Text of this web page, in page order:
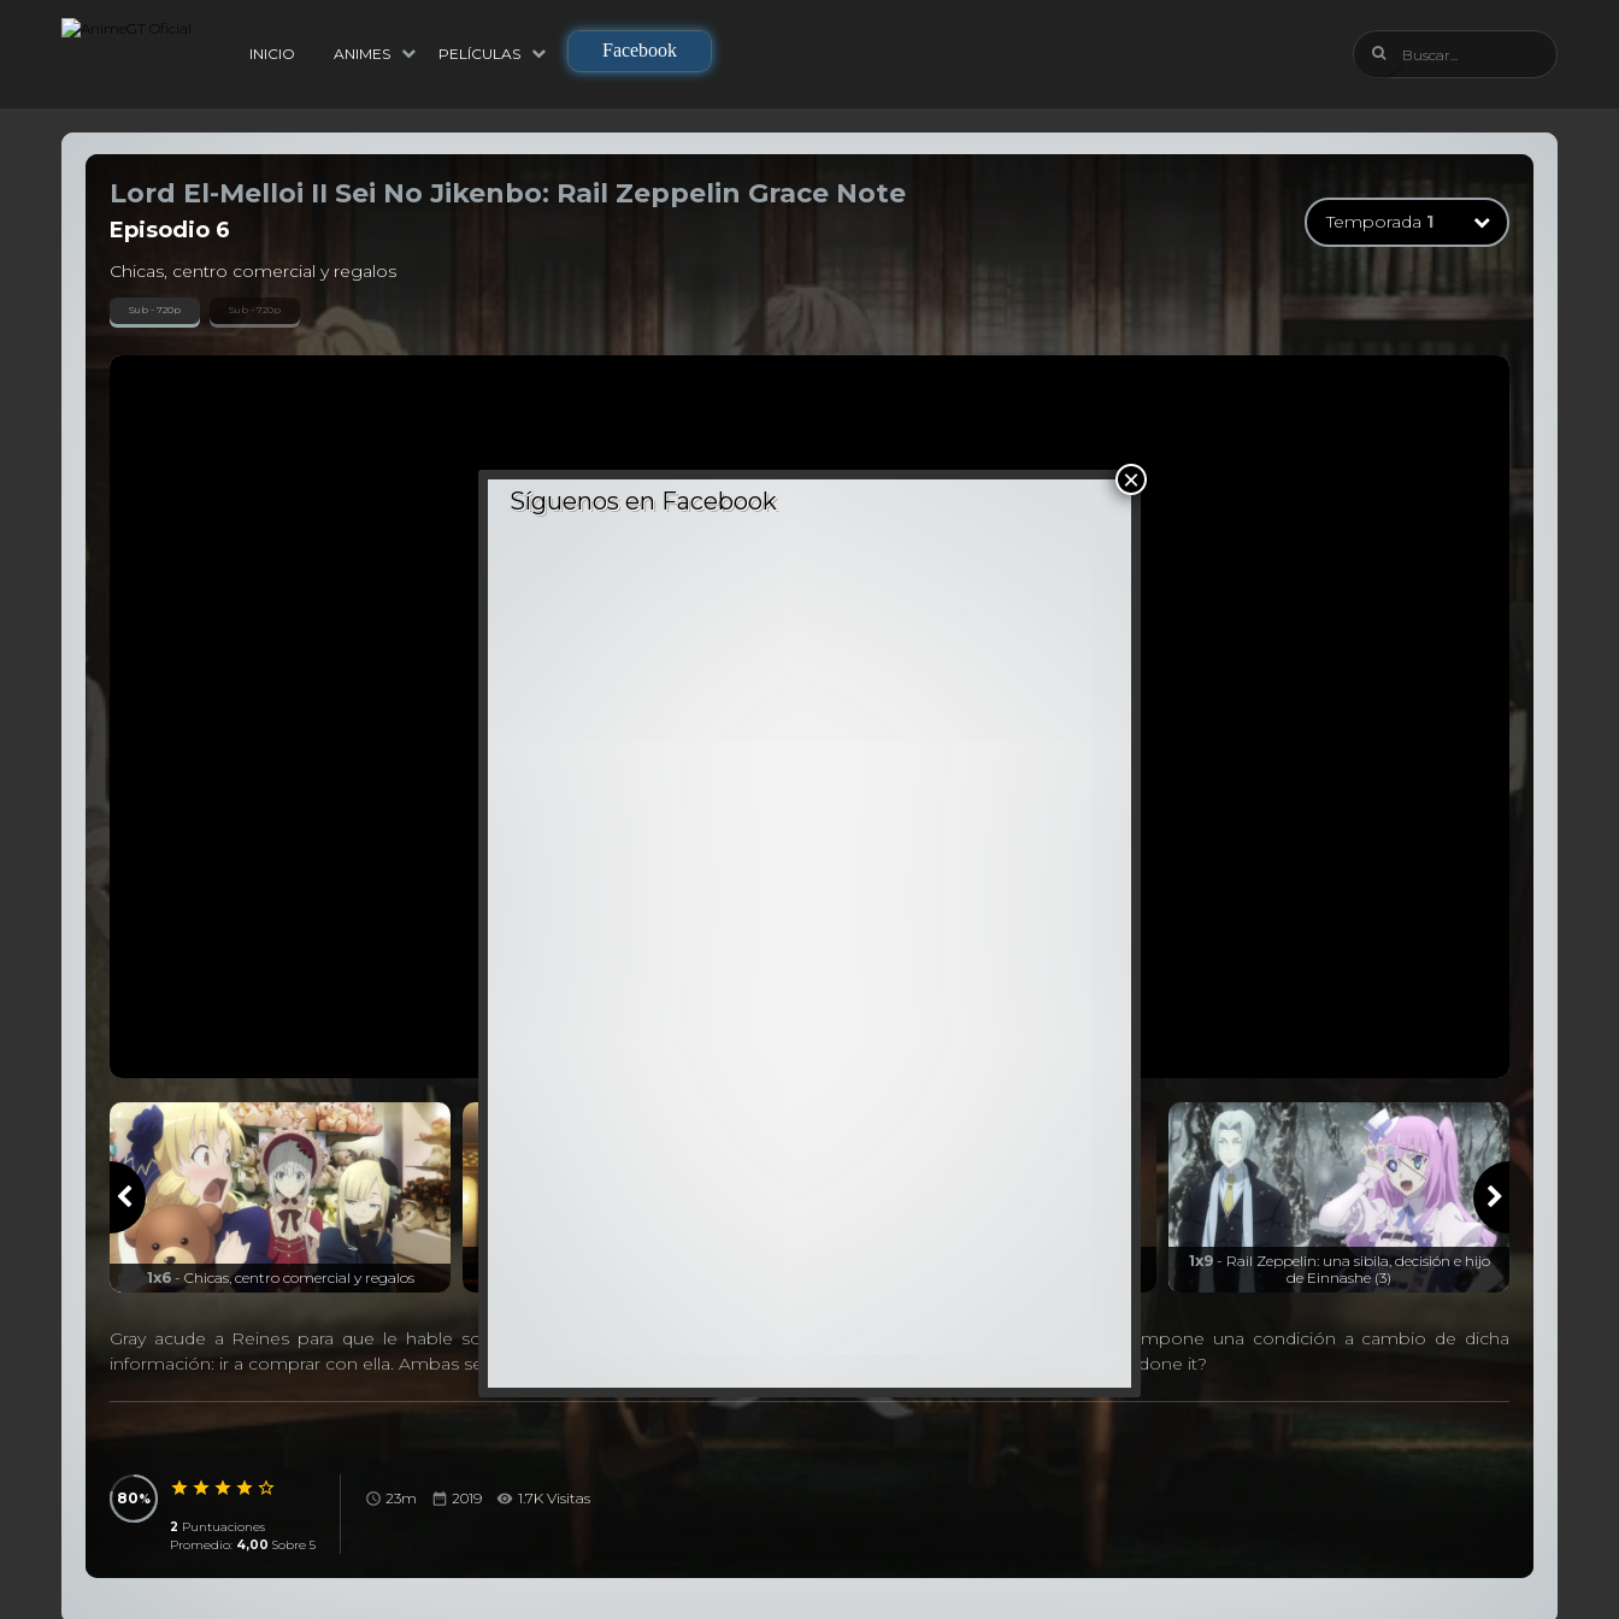
INICIO ANIMES PELÍCULAS Facebook
Lord El-Melloi II Sei No Jikenbo: Rail Zeppelin Grace Note
Episodio 6
Chicas, centro comercial y regalos
Temporada 1
Temporada
Sub - 720p Sub - 720p
1x6- Chicas, centro comercial y regalos
1x9- Rail Zeppelin: una sibila, decisión e hijo
de Einnashe (3)
Gray acude a Reines para que le hable sobre cómo participó su maestro en la Guerra del Santo Grial, pero esta le impone una condición a cambio de dicha
información: ir a comprar con ella. Ambas se verán atrapadas junto a Luviagelita en un misterioso incidente. Cuál es el Why done it?
80
2 Puntuaciones
Promedio: 4,00 Sobre 5
23m 2019 1.7K Visitas